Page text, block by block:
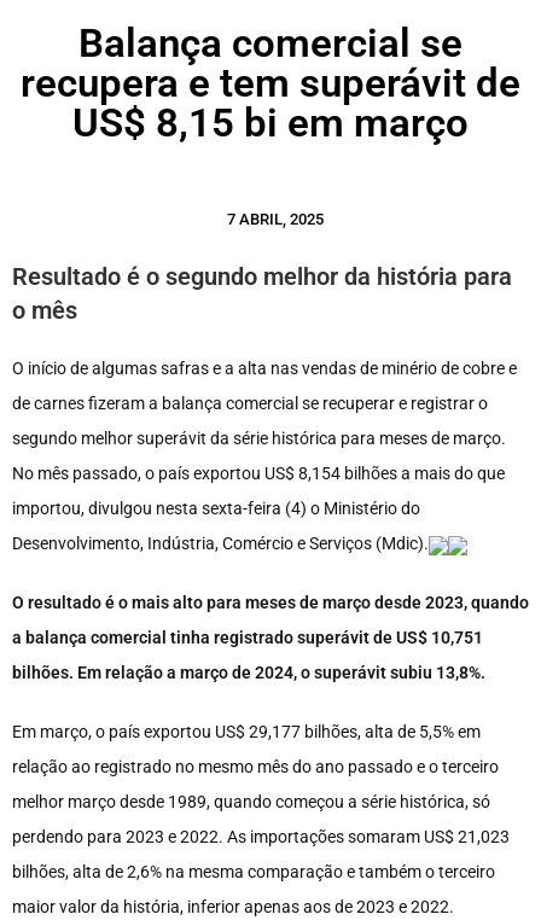
Balança comercial se
recupera e tem superávit de
US$ 8,15 bi em março
7 ABRIL, 2025
Resultado é o segundo melhor da história para
o mês
O início de algumas safras e a alta nas vendas de minério de cobre e
de carnes fizeram a balança comercial se recuperar e registrar o
segundo melhor superávit da série histórica para meses de março.
No mês passado, o país exportou US$ 8,154 bilhões a mais do que
importou, divulgou nesta sexta-feira (4) o Ministério do
Desenvolvimento, Indústria, Comércio e Serviços (Mdic).
O resultado é o mais alto para meses de março desde 2023, quando
a balança comercial tinha registrado superávit de US$ 10,751
bilhões. Em relação a março de 2024, o superávit subiu 13,8%.
Em março, o país exportou US$ 29,177 bilhões, alta de 5,5% em
relação ao registrado no mesmo mês do ano passado e o terceiro
melhor março desde 1989, quando começou a série histórica, só
perdendo para 2023 e 2022. As importações somaram US$ 21,023
bilhões, alta de 2,6% na mesma comparação e também o terceiro
maior valor da história, inferior apenas aos de 2023 e 2022.